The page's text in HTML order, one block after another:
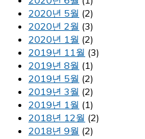
2020년 5월 (2)
2020년 2월 (3)
2020년 1월 (2)
2019년 11월 (3)
2019년 8월 (1)
2019년 5월 (2)
2019년 3월 (2)
2019년 1월 (1)
2018년 12월 (2)
2018년 9월 (2)